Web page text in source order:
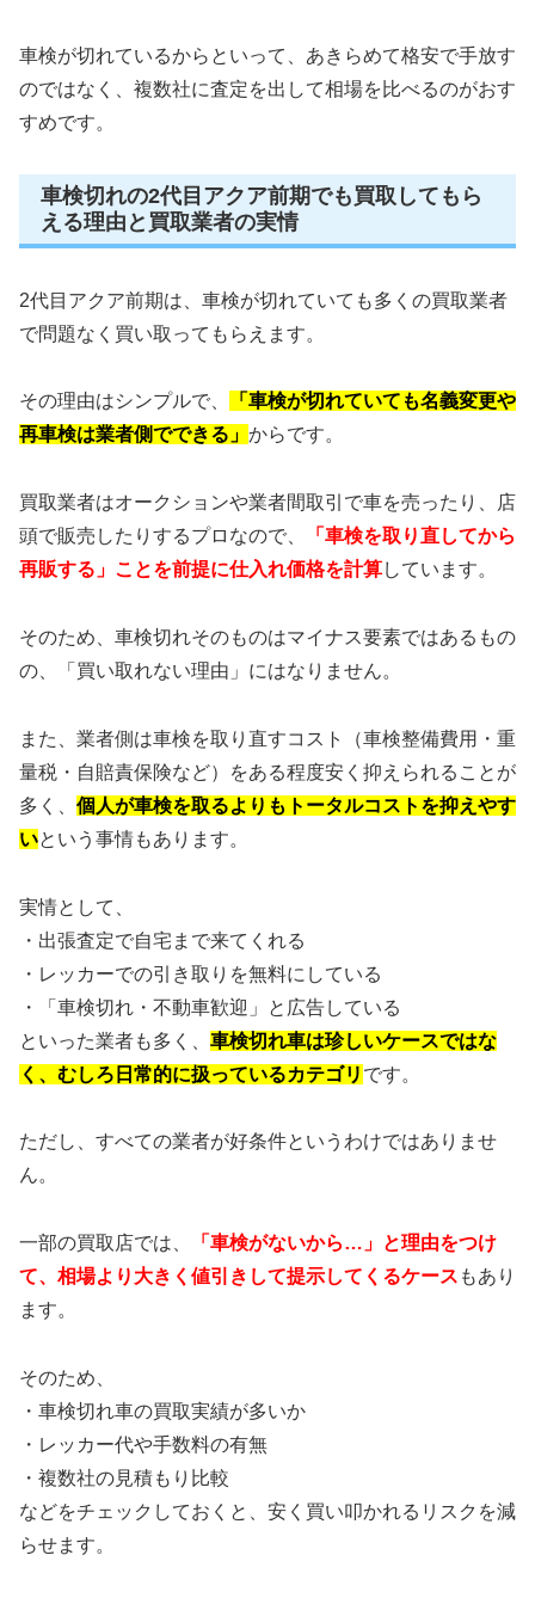
車検が切れているからといって、あきらめて格安で手放す
のではなく、複数社に査定を出して相場を比べるのがおす
すめです。
車検切れの2代目アクア前期でも買取してもら
える理由と買取業者の実情
2代目アクア前期は、車検が切れていても多くの買取業者
で問題なく買い取ってもらえます。
その理由はシンプルで、
「車検が切れていても名義変更や
再車検は業者側でできる」 からです。
買取業者はオークションや業者間取引で車を売ったり、店
頭で販売したりするプロなので、
「車検を取り直してから
再販する」ことを前提に仕入れ価格を計算しています。
そのため、車検切れそのものはマイナス要素ではあるもの
の、「買い取れない理由」にはなりません。
また、業者側は車検を取り直すコスト（車検整備費用・重
量税・自賠責保険など）をある程度安く抑えられることが
多く、 個人が車検を取るよりもトータルコストを抑えやす
いという事情もあります。
実情として、
・出張査定で自宅まで来てくれる
・レッカーでの引き取りを無料にしている
・「車検切れ・不動車歓迎」と広告している
といった業者も多く、 車検切れ車は珍しいケースではな
く、むしろ日常的に扱っているカテゴリ です。
ただし、すべての業者が好条件というわけではありませ
ん。
一部の買取店では、
「車検がないから…」と理由をつけ
て、相場より大きく値引きして提示してくるケース もあり
ます。
そのため、
・車検切れ車の買取実績が多いか
・レッカー代や手数料の有無
・複数社の見積もり比較
などをチェックしておくと、安く買い叩かれるリスクを減
らせます。